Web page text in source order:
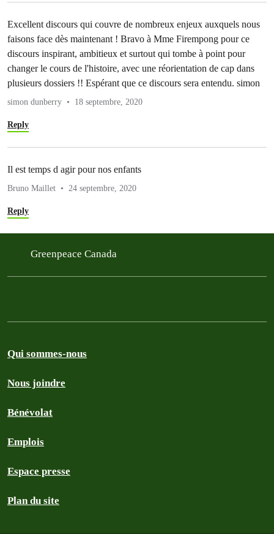
Excellent discours qui couvre de nombreux enjeux auxquels nous
faisons face dès maintenant ! Bravo à Mme Firempong pour ce
discours inspirant, ambitieux et surtout qui tombe à point pour
changer le cours de l'histoire, avec une réorientation de cap dans
plusieurs dossiers !! Espérant que ce discours sera entendu. simon
simon dunberry 18 septembre, 2020
Reply
Il est temps d agir pour nos enfants
Bruno Maillet 24 septembre, 2020
Reply
Greenpeace Canada
Qui sommes-nous
Nous joindre
Bénévolat
Emplois
Espace presse
Plan du site